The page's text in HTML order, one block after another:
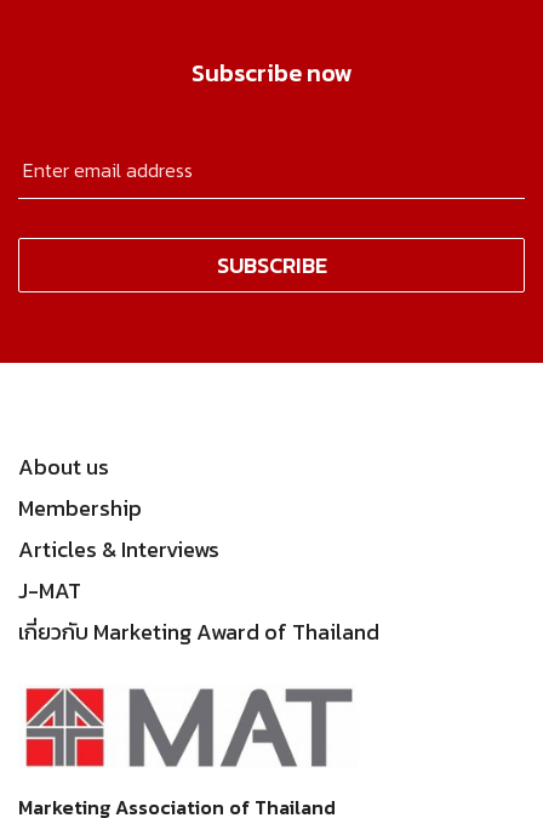
Subscribe now
About us
Membership
Articles & Interviews
J-MAT
เกี่ยวกับ Marketing Award of Thailand
Marketing Association of Thailand